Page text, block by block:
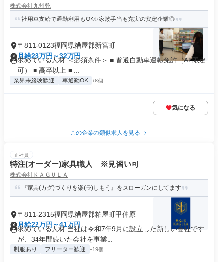
株式会社九州乾
社用車支給で通勤利用もOK✨家族手当も充実の安定企業◎
〒811-0123福岡県糟屋郡新宮町
月給28万円～32万円
求めている人材 ＜必須条件＞ ■ 普通自動車運転免許（AT限定
可） ■ 高卒以上 ■ ...
業界未経験歓迎 車通勤OK +8個
気になる
この企業の類似求人を見る
正社員
特注(オーダー)家具職人 ※見習い可
株式会社ＫＡＧＵＬＡ
『家具(カグ)づくりを楽(ラ)しもう』をスローガンにしてます
〒811-2315福岡県糟屋郡粕屋町甲仲原
月給22万円～41万円
求めている人材 当社は令和7年9月に設立した新しい会社です
が、34年間続いた会社を事業...
制服あり フリーター歓迎 +19個